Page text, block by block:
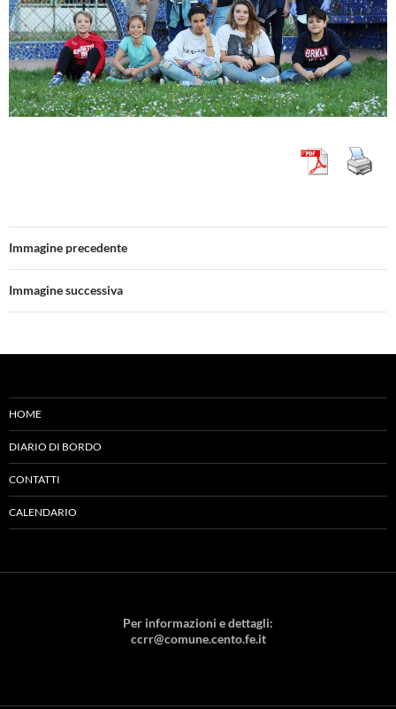
Immagine precedente
Immagine successiva
HOME
DIARIO DI BORDO
CONTATTI
CALENDARIO
Per informazioni e dettagli:
ccrr@comune.cento.fe.it